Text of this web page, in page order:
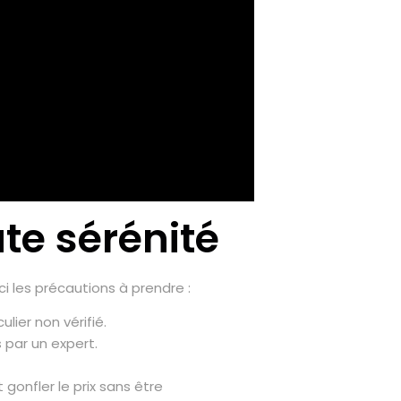
sérénité
les précautions à prendre :
non vérifié.
un expert.
le prix sans être